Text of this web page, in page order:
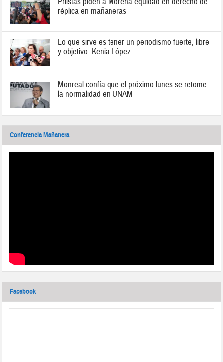
réplica en mañaneras
Lo que sirve es tener un periodismo fuerte, libre
y objetivo: Kenia López
Monreal confía que el próximo lunes se retome
la normalidad en UNAM
Conferencia Mañanera
Facebook